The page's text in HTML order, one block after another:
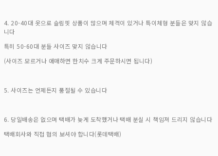
4. 20-40대 옷으로 슬림핏 상품이 많으며 체격이 있거나 특이체형 분들은 맞지 않습
니다
특히 50-60대 분들 사이즈 맞지 않습니다
(사이즈 모르거나 애매하면 한치수 크게 주문하시면 됩니다)
5. 사이즈는 언제든지 품절될 수 있습니다
6. 당일배송은 없으며 택배가 늦게 도착했거나 택배 분실 시 책임져 드리지 않습니다
택배회사와 직접 협의 보셔야 합니다(롯데택배)